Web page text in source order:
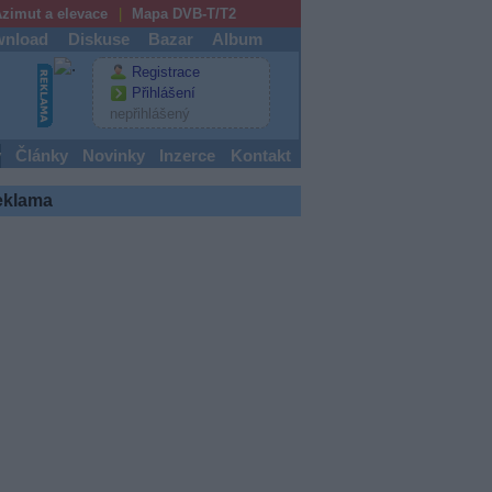
a elevace Mapa DVB-T/T2
Diskuse Bazar Album
Registrace
Přihlášení
nepřihlášený
Články Novinky Inzerce Kontakt